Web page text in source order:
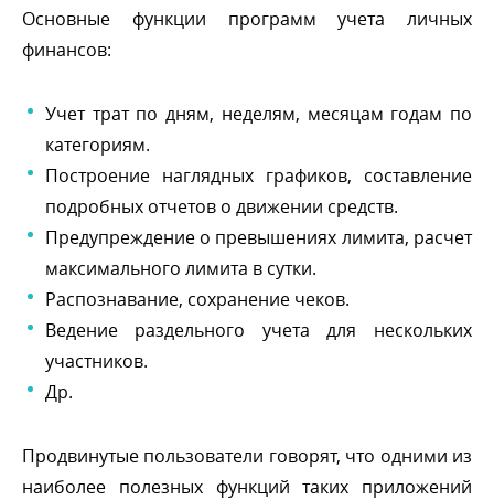
Основные функции программ учета личных
финансов:
Учет трат по дням, неделям, месяцам годам по
категориям.
Построение наглядных графиков, составление
подробных отчетов о движении средств.
Предупреждение о превышениях лимита, расчет
максимального лимита в сутки.
Распознавание, сохранение чеков.
едение раздельного учета для нескольких
участников.
Др.
Продвинутые пользователи говорят, что одними из
наиболее полезных функций таких приложений